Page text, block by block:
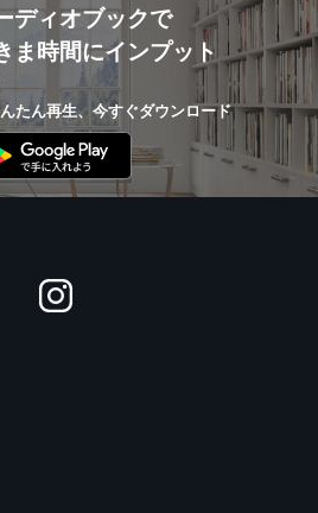
ようになり、着実な前に進む人生
しょう。
ディオブックで
ま時間にインプット
たん再生、今すぐダウンロード